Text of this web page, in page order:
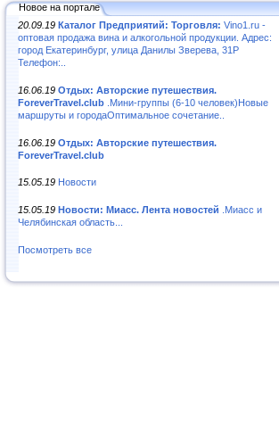
Новое на портале
20.09.19 Каталог Предприятий: Торговля: Vino1.ru -
оптовая продажа вина и алкогольной продукции. Адрес:
город Екатеринбург, улица Данилы Зверева, 31Р
Телефон:..
16.06.19 Отдых: Авторские путешествия.
ForeverTravel.club .Мини-группы (6-10 человек)Новые
маршруты и городаОптимальное сочетание..
16.06.19 Отдых: Авторские путешествия.
ForeverTravel.club
15.05.19 Новости
15.05.19 Новости: Миасс. Лента новостей .Миасс и
Челябинская область...
Посмотреть все